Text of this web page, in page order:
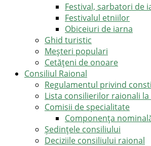
Festival, sarbatori de
Festivalul etniilor
Obiceiuri de iarna
Ghid turistic
Meşteri populari
Cetățeni de onoare
Consiliul Raional
Regulamentul privind
Lista consilierilor raionali
Comisii de specialitate
Componența
Şedinţele consiliului
Deciziile consiliului raional